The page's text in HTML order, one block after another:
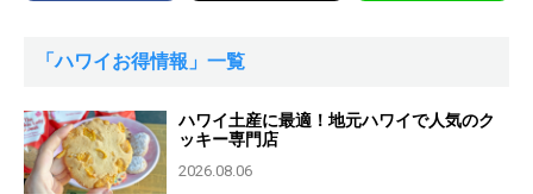
「ハワイお得情報」一覧
ハワイ土産に最適！地元ハワイで人気のク
ッキー専門店
2026.08.06